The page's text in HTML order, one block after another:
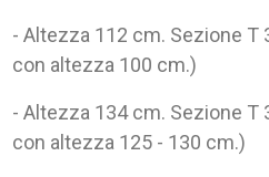
- Altezza 112 cm. Sezione T
con altezza 100 cm.)
- Altezza 134 cm. Sezione T
con altezza 125 - 130 cm.)